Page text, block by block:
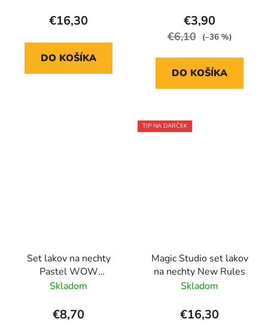
€16,30
DO KOŠÍKA
€3,90
€6,10 (–36 %)
DO KOŠÍKA
Set lakov na nechty
Pastel WOW
Generation
Skladom
€8,70
TIP NA DARČEK
Magic Studio set lakov
na nechty New Rules
Skladom
€16,30